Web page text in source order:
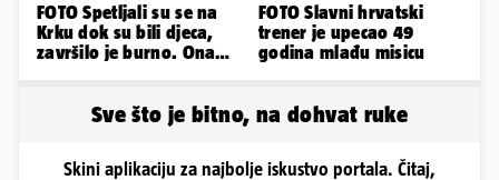
FOTO Spetljali su se na
Krku dok su bili djeca,
završilo je burno. Ona
FOTO Slavni hrvatski
trener je upecao 49
godina mlađu misicu
Sve što je bitno, na dohvat ruke
Skini aplikaciju za najbolje iskustvo portala. Čitaj,